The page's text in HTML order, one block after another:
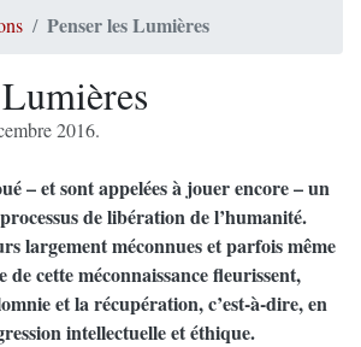
Penser les Lumières
2016.
– et sont appelées à jouer encore – un
de libération de l’humanité.
largement méconnues et parfois même
de cette méconnaissance fleurissent,
et la récupération, c’est-à-dire, en
intellectuelle et éthique.